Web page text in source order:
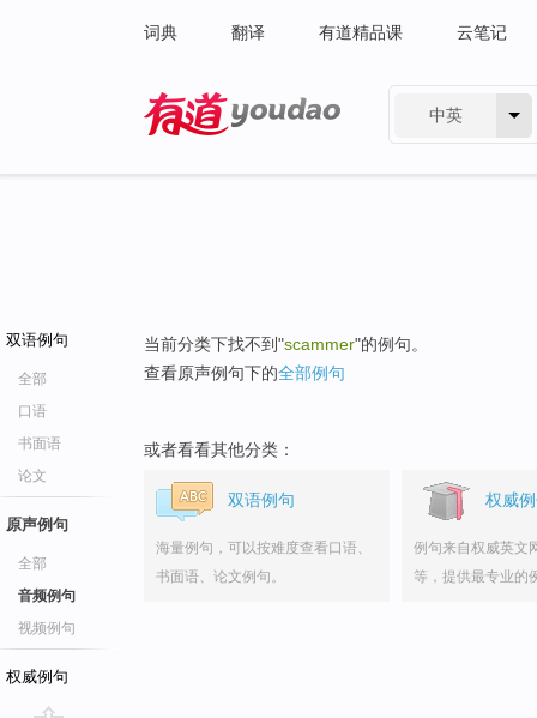
词典 翻译 有道精品课 云笔记
中英
双语例句
全部
口语
书面语
论文
原声例句
全部
音频例句
视频例句
权威例句
当前分类下找不到"scammer"的例句。
查看原声例句下的全部例句
或者看看其他分类：
双语例句
海量例句，可以按难度查看口语、
书面语、论文例句。
权威
例句来自权威英文
等，提供最专业的